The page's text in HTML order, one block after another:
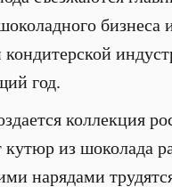
бизнеса
год.
коллекция
кутюр из шоколада
нарядами